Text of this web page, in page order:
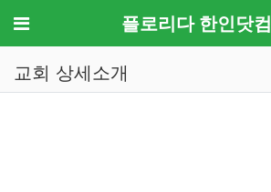
메뉴 플로리다 한인닷컴
교회 상세소개